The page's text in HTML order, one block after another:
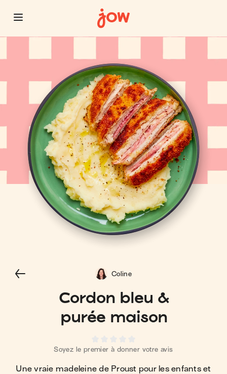
Cordon bleu &
purée maison
Soyez le premier à donner votre avis
Une vraie madeleine de Proust pour les enfants et
Coline